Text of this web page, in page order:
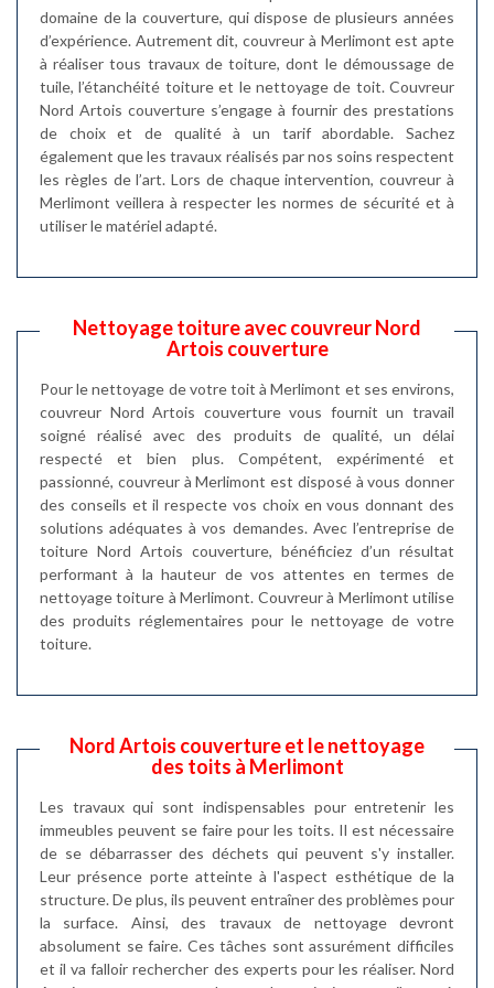
domaine de la couverture, qui dispose de plusieurs années
d’expérience. Autrement dit, couvreur à Merlimont est apte
à réaliser tous travaux de toiture, dont le démoussage de
tuile, l’étanchéité toiture et le nettoyage de toit. Couvreur
Nord Artois couverture s’engage à fournir des prestations
de choix et de qualité à un tarif abordable. Sachez
également que les travaux réalisés par nos soins respectent
les règles de l’art. Lors de chaque intervention, couvreur à
Merlimont veillera à respecter les normes de sécurité et à
utiliser le matériel adapté.
Nettoyage toiture avec couvreur Nord
Artois couverture
Pour le nettoyage de votre toit à Merlimont et ses environs,
couvreur Nord Artois couverture vous fournit un travail
soigné réalisé avec des produits de qualité, un délai
respecté et bien plus. Compétent, expérimenté et
passionné, couvreur à Merlimont est disposé à vous donner
des conseils et il respecte vos choix en vous donnant des
solutions adéquates à vos demandes. Avec l’entreprise de
toiture Nord Artois couverture, bénéficiez d’un résultat
performant à la hauteur de vos attentes en termes de
nettoyage toiture à Merlimont. Couvreur à Merlimont utilise
des produits réglementaires pour le nettoyage de votre
toiture.
Nord Artois couverture et le nettoyage
des toits à Merlimont
Les travaux qui sont indispensables pour entretenir les
immeubles peuvent se faire pour les toits. Il est nécessaire
de se débarrasser des déchets qui peuvent s'y installer.
Leur présence porte atteinte à l'aspect esthétique de la
structure. De plus, ils peuvent entraîner des problèmes pour
la surface. Ainsi, des travaux de nettoyage devront
absolument se faire. Ces tâches sont assurément difficiles
et il va falloir rechercher des experts pour les réaliser. Nord